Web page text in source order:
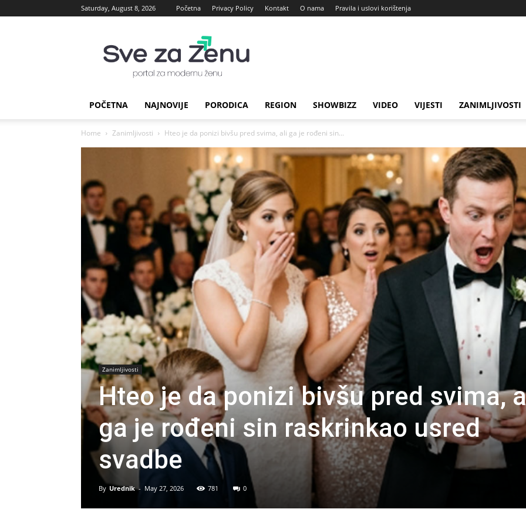
Saturday, August 8, 2026 Početna Privacy Policy Kontakt O nama Pravila i uslovi korištenja
za
Zenu
POČETNA NAJNOVIJE PORODICA REGION SHOWBIZZ VIDEO VIJESTI ZANIMLJIVOSTI
Home Zanimljivosti Hteo je da ponizi bivšu pred svima, ali ga je rođeni sin...
Zanimljivosti
Hteo je da ponizi bivšu pred svima,
ga je rođeni sin raskrinkao usred
svadbe
By Urednik - May 27, 2026 781 0